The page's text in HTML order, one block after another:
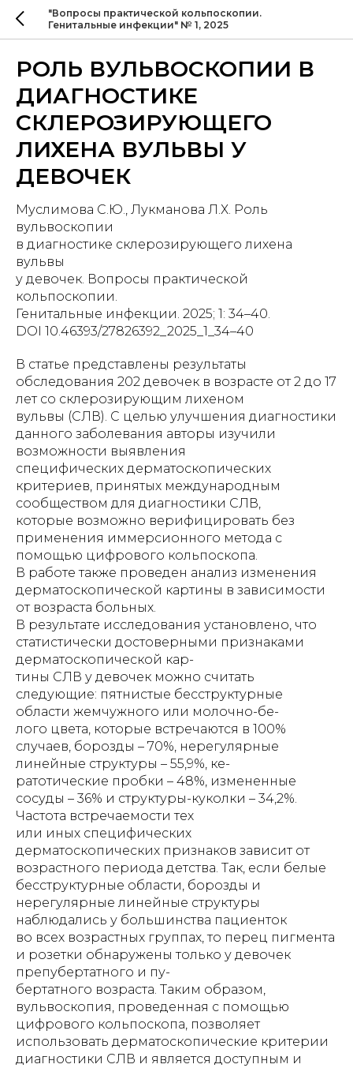
"Вопросы практической кольпоскопии.
Генитальные инфекции" № 1, 2025
РОЛЬ ВУЛЬВОСКОПИИ В
ДИАГНОСТИКЕ
СКЛЕРОЗИРУЮЩЕГО
ЛИХЕНА ВУЛЬВЫ У
ДЕВОЧЕК
Муслимова С.Ю., Лукманова Л.Х. Роль
вульвоскопии
в диагностике склерозирующего лихена
вульвы
у девочек. Вопросы практической
кольпоскопии.
Генитальные инфекции. 2025; 1: 34–40.
DOI 10.46393/27826392_2025_1_34–40
В статье представлены результаты
обследования 202 девочек в возрасте от 2 до 17
лет со склерозирующим лихеном
вульвы (СЛВ). С целью улучшения диагностики
данного заболевания авторы изучили
возможности выявления
специфических дерматоскопических
критериев, принятых международным
сообществом для диагностики СЛВ,
которые возможно верифицировать без
применения иммерсионного метода с
помощью цифрового кольпоскопа.
В работе также проведен анализ изменения
дерматоскопической картины в зависимости
от возраста больных.
В результате исследования установлено, что
статистически достоверными признаками
дерматоскопической кар-
тины СЛВ у девочек можно считать
следующие: пятнистые бесструктурные
области жемчужного или молочно-бе-
лого цвета, которые встречаются в 100%
случаев, борозды – 70%, нерегулярные
линейные структуры – 55,9%, ке-
ратотические пробки – 48%, измененные
сосуды – 36% и структуры-куколки – 34,2%.
Частота встречаемости тех
или иных специфических
дерматоскопических признаков зависит от
возрастного периода детства. Так, если белые
бесструктурные области, борозды и
нерегулярные линейные структуры
наблюдались у большинства пациенток
во всех возрастных группах, то перец пигмента
и розетки обнаружены только у девочек
препубертатного и пу-
бертатного возраста. Таким образом,
вульвоскопия, проведенная с помощью
цифрового кольпоскопа, позволяет
использовать дерматоскопические критерии
диагностики СЛВ и является доступным и